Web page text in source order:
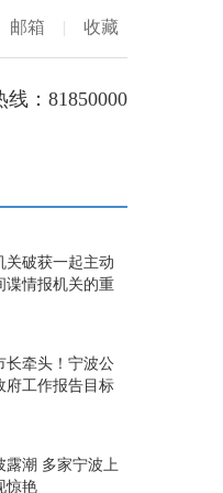
邮箱 | 收藏
线：81850000
关破获一起主动
谍情报机关的重
长牵头！宁波公
府工作报告目标
露潮 多家宁波上
惊艳